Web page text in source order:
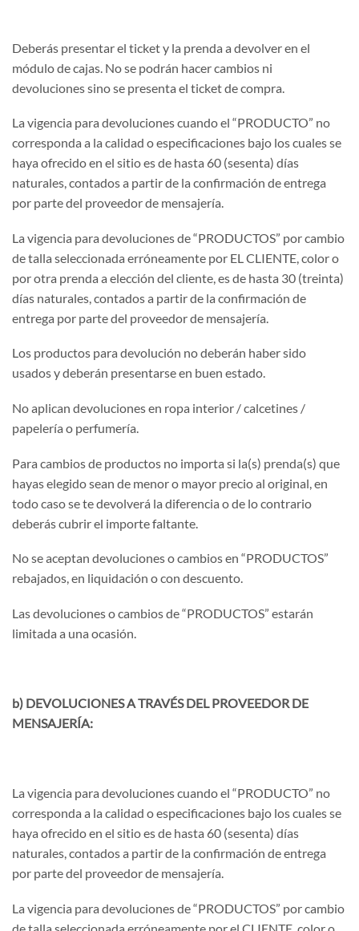
Deberás presentar el ticket y la prenda a devolver en el
módulo de cajas. No se podrán hacer cambios ni
devoluciones sino se presenta el ticket de compra.
La vigencia para devoluciones cuando el “PRODUCTO” no
corresponda a la calidad o especificaciones bajo los cuales se
haya ofrecido en el sitio es de hasta 60 (sesenta) días
naturales, contados a partir de la confirmación de entrega
por parte del proveedor de mensajería.
La vigencia para devoluciones de “PRODUCTOS” por cambio
de talla seleccionada erróneamente por EL CLIENTE, color o
por otra prenda a elección del cliente, es de hasta 30 (treinta)
días naturales, contados a partir de la confirmación de
entrega por parte del proveedor de mensajería.
Los productos para devolución no deberán haber sido
usados y deberán presentarse en buen estado.
No aplican devoluciones en ropa interior / calcetines /
papelería o perfumería.
Para cambios de productos no importa si la(s) prenda(s) que
hayas elegido sean de menor o mayor precio al original, en
todo caso se te devolverá la diferencia o de lo contrario
deberás cubrir el importe faltante.
No se aceptan devoluciones o cambios en “PRODUCTOS”
rebajados, en liquidación o con descuento.
Las devoluciones o cambios de “PRODUCTOS” estarán
limitada a una ocasión.
b) DEVOLUCIONES A TRAVÉS DEL PROVEEDOR DE
MENSAJERÍA:
La vigencia para devoluciones cuando el “PRODUCTO” no
corresponda a la calidad o especificaciones bajo los cuales se
haya ofrecido en el sitio es de hasta 60 (sesenta) días
naturales, contados a partir de la confirmación de entrega
por parte del proveedor de mensajería.
La vigencia para devoluciones de “PRODUCTOS” por cambio
de talla seleccionada erróneamente por el CLIENTE, color o